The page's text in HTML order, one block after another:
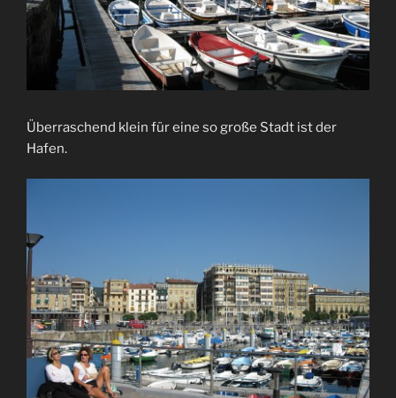
Überraschend klein für eine so große Stadt ist der
Hafen.